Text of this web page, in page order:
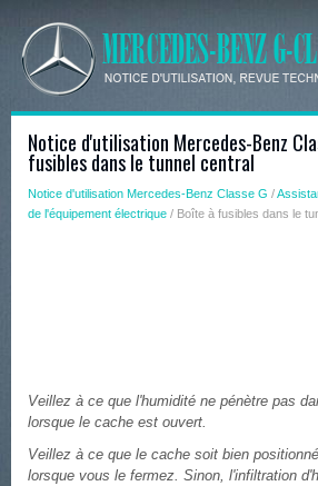
Notice d'utilisation Mercedes-Benz
fusibles dans le tunnel central
Notice d'utilisation Mercedes-Benz Classe G /
de l'équipement électrique / Boîte à fusibles dans le
Veillez à ce que l'humidité ne pénètre pas
lorsque le cache est ouvert.
Veillez à ce que le cache soit bien
lorsque vous le fermez. Sinon, l'infiltration